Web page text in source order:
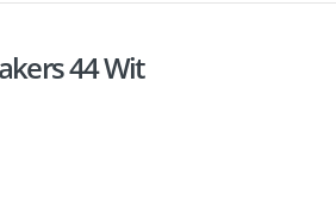
44 Wit